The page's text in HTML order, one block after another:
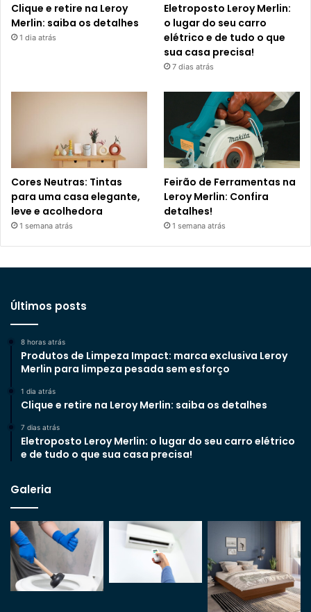
Clique e retire na Leroy
Merlin: saiba os detalhes
1 dia atrás
Eletroposto Leroy Merlin:
o lugar do seu carro
elétrico e de tudo o que
sua casa precisa!
7 dias atrás
Cores Neutras: Tintas
para uma casa elegante,
leve e acolhedora
1 semana atrás
Feirão de Ferramentas na
Leroy Merlin: Confira
detalhes!
1 semana atrás
Últimos posts
8 horas atrás
Produtos de Limpeza Impact: marca exclusiva Leroy
Merlin para limpeza pesada sem esforço
1 dia atrás
Clique e retire na Leroy Merlin: saiba os detalhes
7 dias atrás
Eletroposto Leroy Merlin: o lugar do seu carro elétrico
e de tudo o que sua casa precisa!
Galeria